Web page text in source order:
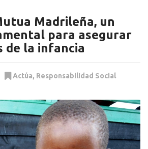
Madrileña, un
para asegurar
de la infancia
Actúa, Responsabilidad Social